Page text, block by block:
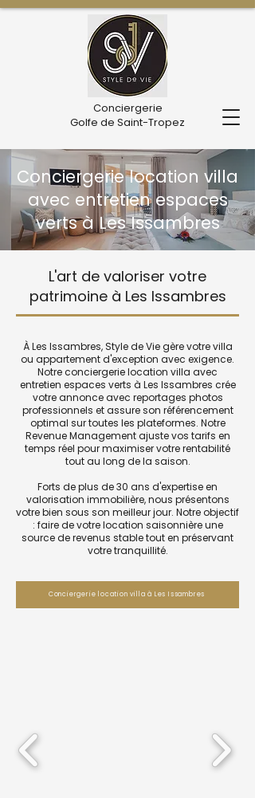
Conciergerie
Golfe de Saint-Tropez
Conciergerie location villa
avec entretien espaces
verts à Les Issambres
L'art de valoriser votre
patrimoine à Les Issambres
À Les Issambres, Style de Vie gère votre villa
ou appartement d'exception avec exigence.
Notre conciergerie location villa avec
entretien espaces verts à Les Issambres crée
votre annonce avec reportages photos
professionnels et assure son référencement
optimal sur toutes les plateformes. Notre
Revenue Management ajuste vos tarifs en
temps réel pour maximiser votre rentabilité
tout au long de la saison.
Forts de plus de 30 ans d'expertise en
valorisation immobilière, nous présentons
votre bien sous son meilleur jour. Notre objectif
: faire de votre location saisonnière une
source de revenus stable tout en préservant
votre tranquillité.
Conciergerie location villa à Les Issambres